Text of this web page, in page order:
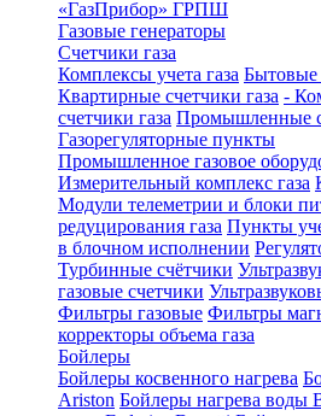
«ГазПрибор» ГРПШ
Газовые генераторы
Счетчики газа
Комплексы учета газа Бытовые
Квартирные счетчики газа -
счетчики газа Промышленные
Газорегуляторные пункты
Промышленное газовое
Измерительный комплекс газа
Модули телеметрии и блоки
редуцирования газа Пункты
в блочном исполнении
Турбинные счётчики
газовые счетчики
Фильтры газовые Фильтры
корректоры объема газа
Бойлеры
Бойлеры косвенного нагрева
Ariston Бойлеры нагрева воды